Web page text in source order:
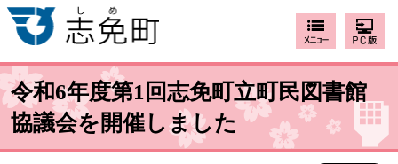
令和6年度第1回志免町立町民図書館
協議会を開催しました